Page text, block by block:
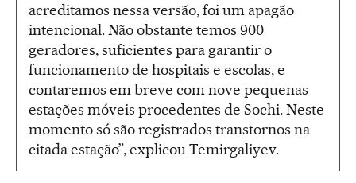
acreditamos nessa versão, foi um apagão
intencional. Não obstante temos 900
geradores, suficientes para garantir o
funcionamento de hospitais e escolas, e
contaremos em breve com nove pequenas
estações móveis procedentes de Sochi. Neste
momento só são registrados transtornos na
citada estação”, explicou Temirgaliyev.